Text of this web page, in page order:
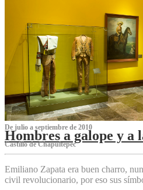
De julio a septiembre de 2010
Hombres a galope y a
Castillo de Chapultepec
Emiliano Zapata era buen charro,
civil revolucionario, por eso sus